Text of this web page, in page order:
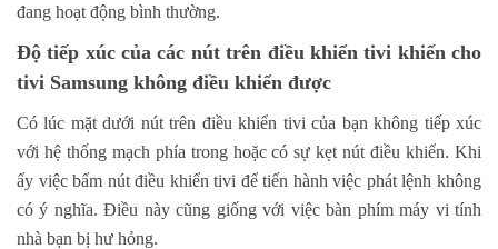
đang hoạt động bình thường.
Độ tiếp xúc của các nút trên điều khiển tivi khiến cho
tivi Samsung không điều khiển được
Có lúc mặt dưới nút trên điều khiển tivi của bạn không tiếp xúc
với hệ thống mạch phía trong hoặc có sự kẹt nút điều khiển. Khi
ấy việc bấm nút điều khiển tivi để tiến hành việc phát lệnh không
có ý nghĩa. Điều này cũng giống với việc bàn phím máy vi tính
nhà bạn bị hư hỏng.